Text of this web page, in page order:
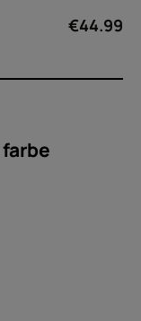
€44.99
farbe